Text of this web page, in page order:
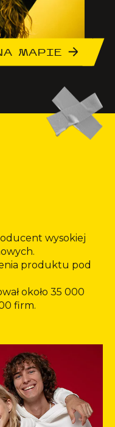
MAPIE
wysokiej
produktu pod
około 35 000
firm.